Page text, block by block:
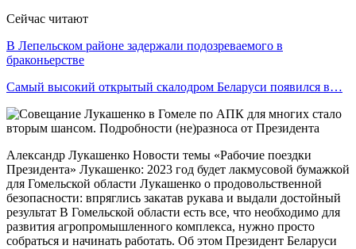
Сейчас читают
В Лепельском районе задержали подозреваемого в
браконьерстве
Самый высокий открытый скалодром Беларуси появился в…
Александр Лукашенко Новости темы «Рабочие поездки
Президента» Лукашенко: 2023 год будет лакмусовой бумажкой
для Гомельской области Лукашенко о продовольственной
безопасности: впряглись закатав рукава и выдали достойный
результат В Гомельской области есть все, что необходимо для
развития агропромышленного комплекса, нужно просто
собраться и начинать работать. Об этом Президент Беларуси